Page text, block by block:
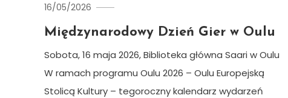
16/05/2026
Hildén
Międzynarodowy Dzień Gier w Oulu
Sobota, 16 maja 2026, Biblioteka główna Saari w Oulu
W ramach programu Oulu 2026 – Oulu Europejską
Stolicą Kultury – tegoroczny kalendarz wydarzeń